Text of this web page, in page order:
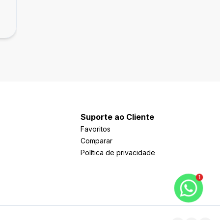
Suporte ao Cliente
Favoritos
Comparar
Política de privacidade
1